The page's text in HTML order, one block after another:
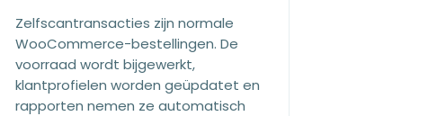
Zelfscantransacties zijn normale
WooCommerce-bestellingen. De
voorraad wordt bijgewerkt,
klantprofielen worden geüpdatet en
rapporten nemen ze automatisch